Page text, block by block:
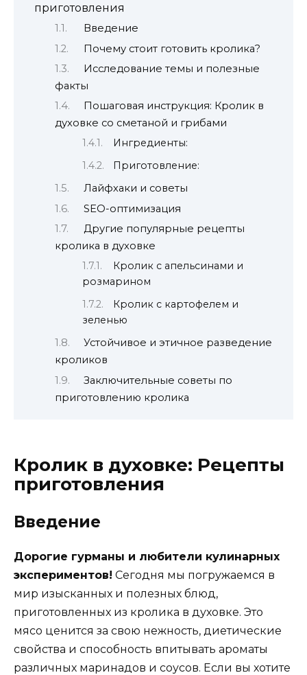
приготовления
Введение
Почему стоит готовить кролика?
Исследование темы и полезные
факты
Пошаговая инструкция: Кролик в
духовке со сметаной и грибами
Ингредиенты:
Приготовление:
Лайфхаки и советы
SEO-оптимизация
Другие популярные рецепты
кролика в духовке
Кролик с апельсинами и
розмарином
Кролик с картофелем и
зеленью
Устойчивое и этичное разведение
кроликов
Заключительные советы по
приготовлению кролика
Кролик в духовке: Рецепты
приготовления
Введение
Дорогие гурманы и любители кулинарных
экспериментов! Сегодня мы погружаемся в
мир изысканных и полезных блюд,
приготовленных из кролика в духовке. Это
мясо ценится за свою нежность, диетические
свойства и способность впитывать ароматы
различных маринадов и соусов. Если вы хотите